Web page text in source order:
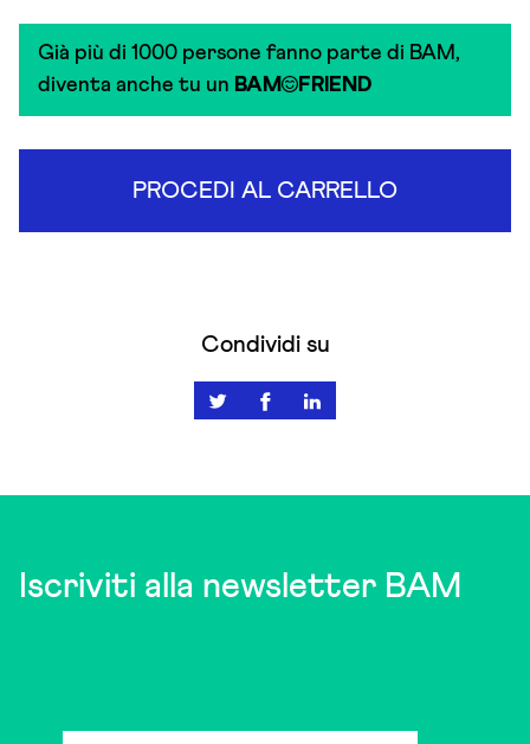
Già più di 1000 persone fanno parte di BAM,
diventa anche tu un BAM FRIEND
PROCEDI AL CARRELLO
Condividi su
Iscriviti alla newsletter BAM